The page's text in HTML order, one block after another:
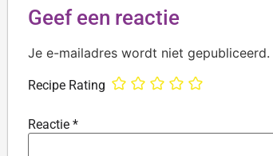
Geef een reactie
Je e-mailadres wordt niet gepubliceerd.
Recipe Rating
Reactie *